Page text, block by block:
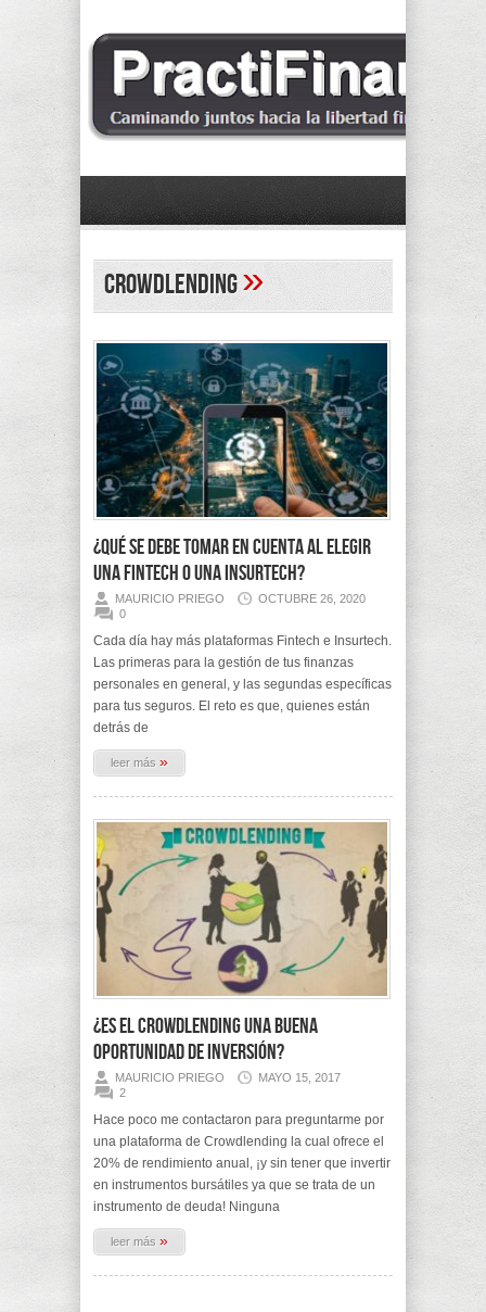
crowdlending»
¿Qué se debe tomar en cuenta al elegir
una Fintech o una Insurtech?
MAURICIO PRIEGO
OCTUBRE 26, 2020
0
Cada día hay más plataformas Fintech e Insurtech.
Las primeras para la gestión de tus finanzas
personales en general, y las segundas específicas
para tus seguros. El reto es que, quienes están
detrás de
leer más »
¿Es el Crowdlending una buena
oportunidad de inversión?
MAURICIO PRIEGO
MAYO 15, 2017
2
Hace poco me contactaron para preguntarme por
una plataforma de Crowdlending la cual ofrece el
20% de rendimiento anual, ¡y sin tener que invertir
en instrumentos bursátiles ya que se trata de un
instrumento de deuda! Ninguna
leer más »